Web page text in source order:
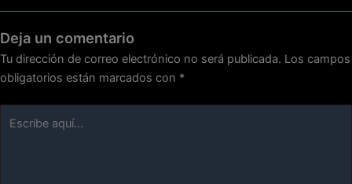
Deja un comentario
Tu dirección de correo electrónico no será publicada. Los campos
obligatorios están marcados con *
aquí...